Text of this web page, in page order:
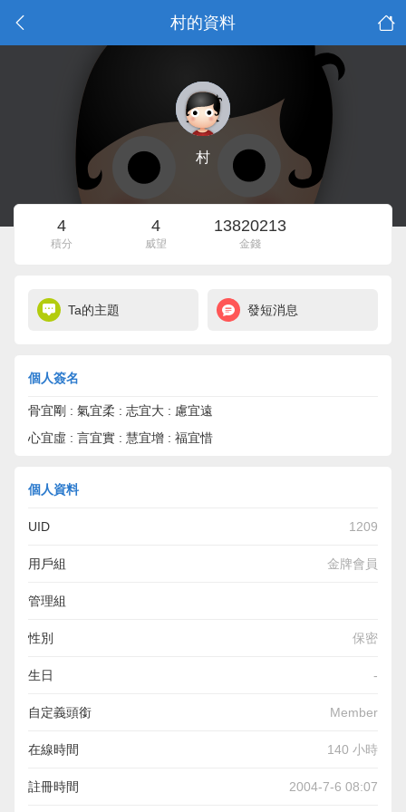
村的資料
村
4
積分
4
威望
13820213
金錢
Ta的主題 發短消息
個人簽名
骨宜剛 : 氣宜柔 : 志宜大 : 慮宜遠
心宜虛 : 言宜實 : 慧宜增 : 福宜惜
個人資料
UID 1209
用戶組 金牌會員
管理組
性別 保密
生日 -
自定義頭銜 Member
在線時間 140 小時
註冊時間 2004-7-6 08:07